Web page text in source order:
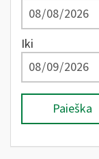
Iki
Paieška